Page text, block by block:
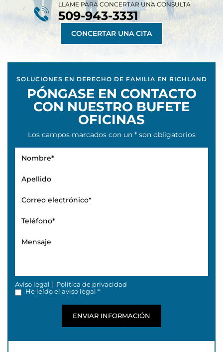
CONCERTAR UNA CITA
LLAME PARA CONCERTAR UNA CONSULTA
509-943-3331
SOLUCIONES EN DERECHO DE FAMILIA EN RICHLAND
PÓNGASE EN CONTACTO
CON NUESTRO BUFETE
OFICINAS
Los campos marcados con un * son obligatorios
Aviso legal | Política de privacidad
He leído el aviso legal *